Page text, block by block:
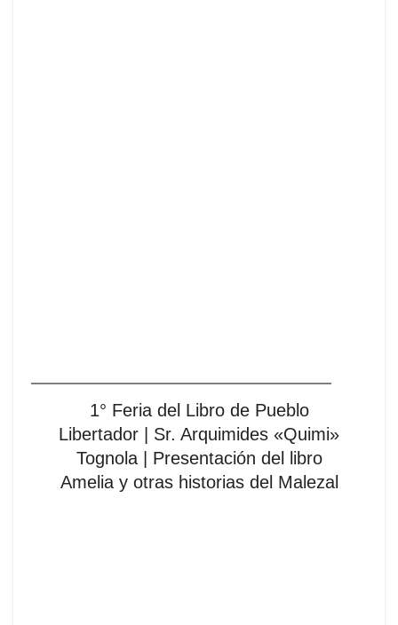
1° Feria del Libro de Pueblo
Libertador | Sr. Arquimides «Quimi»
Tognola | Presentación del libro
Amelia y otras historias del Malezal